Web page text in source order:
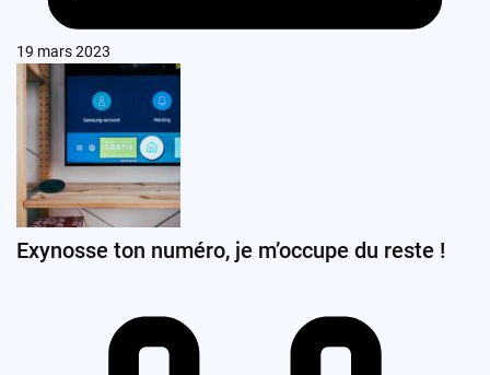
19 mars 2023
Exynosse ton numéro, je m’occupe du reste !